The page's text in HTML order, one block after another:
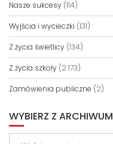
Nasze sukcesy (114)
Wyjścia i wycieczki (131)
Z życia świetlicy (134)
Z życia szkoły (2 173)
Zamówienia publiczne (2)
WYBIERZ Z ARCHIWUM